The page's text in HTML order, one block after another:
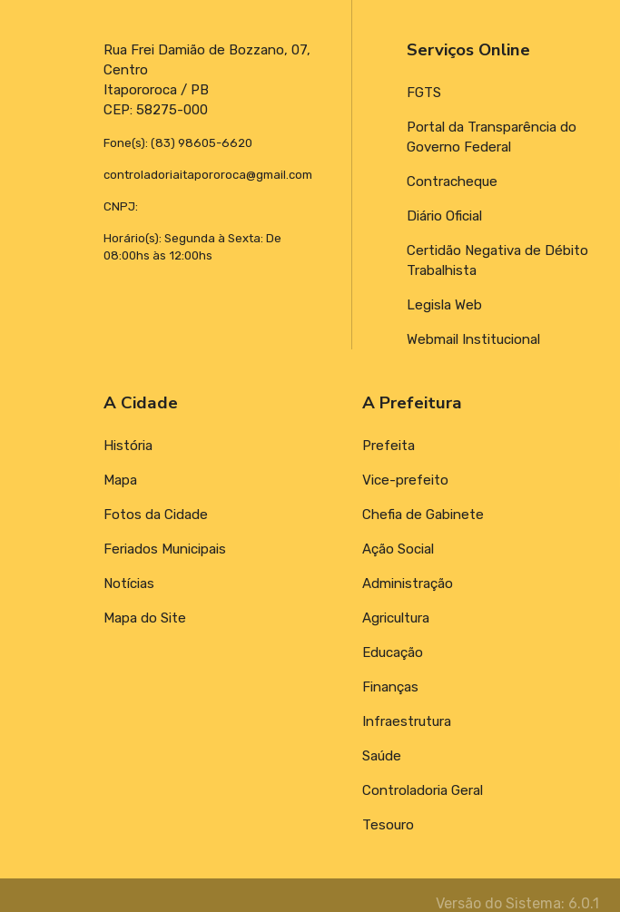
PNAB 2026
Emendas Parlamentares
Rua Frei Damião de Bozzano, 07,
Centro
Itapororoca / PB
CEP: 58275-000
Fone(s): (83) 98605-6620
controladoriaitapororoca@gmail.com
CNPJ:
Horário(s): Segunda à Sexta: De
08:00hs às 12:00hs
Serviços Online
FGTS
Portal da Transparência do
Governo Federal
Contracheque
Diário Oficial
Certidão Negativa de Débito
Trabalhista
Legisla Web
Webmail Institucional
A Cidade
História
Mapa
Fotos da Cidade
Feriados Municipais
Notícias
Mapa do Site
A Prefeitura
Prefeita
Vice-prefeito
Chefia de Gabinete
Ação Social
Administração
Agricultura
Educação
Finanças
Infraestrutura
Saúde
Controladoria Geral
Tesouro
Versão do Sistema: 6.0.1